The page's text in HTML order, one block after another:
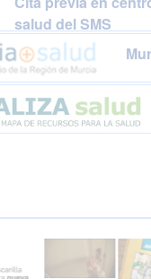
salud del SMS